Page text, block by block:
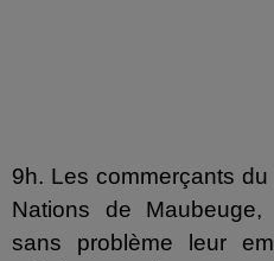
9h. Les commerçants
Nations de
sans problème leur